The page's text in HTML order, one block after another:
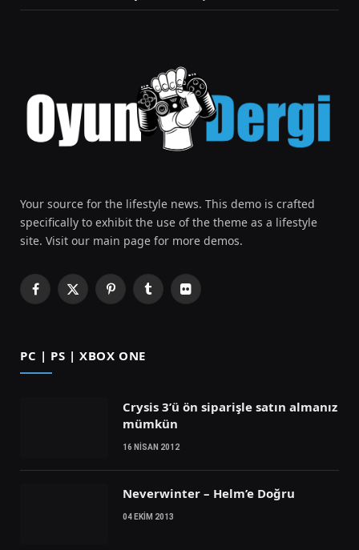
Your source for the lifestyle news. This demo is crafted
specifically to exhibit the use of the theme as a lifestyle
site. Visit our main page for more demos.
Facebook
X
PinterestTumblrFlickr
PC | PS | XBOX ONE
Crysis 3’ü ön siparişle satın almanız
mümkün
16 NISAN 2012
Neverwinter – Helm’e Doğru
04 EKIM 2013